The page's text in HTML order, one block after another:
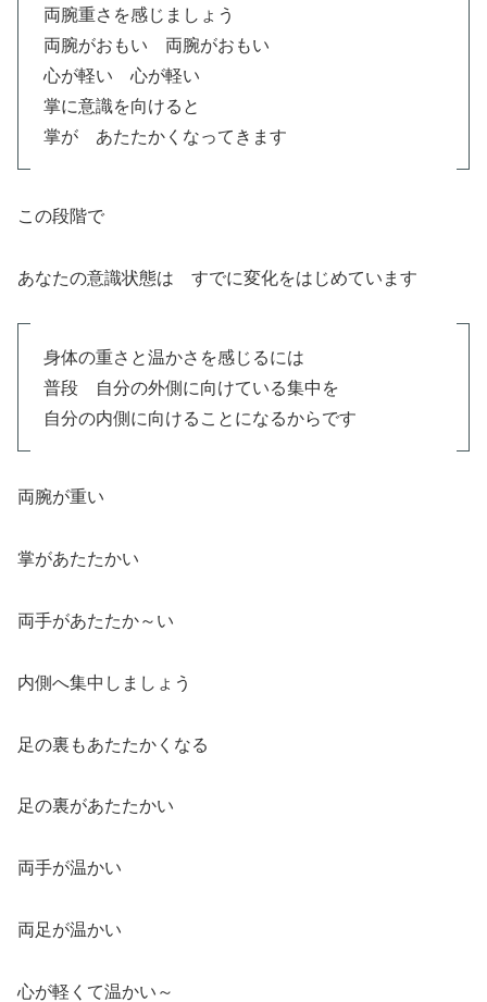
両腕重さを感じましょう
両腕がおもい 両腕がおもい
心が軽い 心が軽い
掌に意識を向けると
掌が あたたかくなってきます
この段階で
あなたの意識状態は すでに変化をはじめています
身体の重さと温かさを感じるには
普段 自分の外側に向けている集中を
自分の内側に向けることになるからです
両腕が重い
掌があたたかい
両手があたたか～い
内側へ集中しましょう
足の裏もあたたかくなる
足の裏があたたかい
両手が温かい
両足が温かい
心が軽くて温かい～